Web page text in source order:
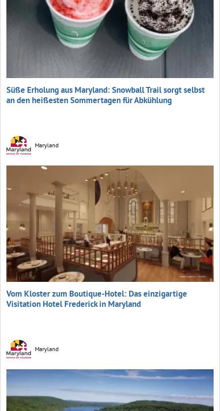
Süße Erholung aus Maryland: Snowball Trail sorgt selbst
an den heißesten Sommertagen für Abkühlung
Maryland
Vom Kloster zum Boutique-Hotel: Das einzigartige
Visitation Hotel Frederick in Maryland
Maryland